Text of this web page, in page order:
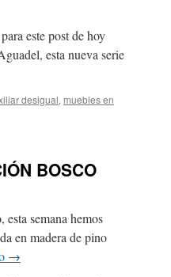
este post de hoy
esta nueva serie
desigual, muebles en
BOSCO
semana hemos
en madera de pino
→